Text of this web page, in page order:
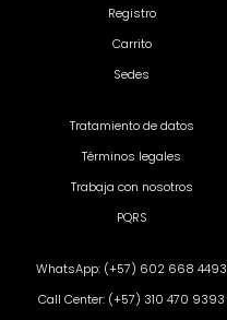
Registro
Carrito
Sedes
Tratamiento de datos
Términos legales
Trabaja con nosotros
PQRS
WhatsApp: (+57) 602 668 4493
Call Center: (+57) 310 470 9393